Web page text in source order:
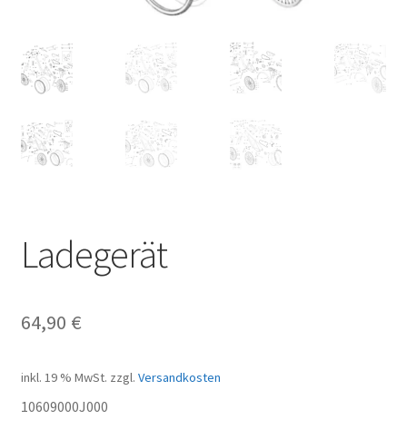
Ladegerät
64,90 €
inkl. 19 % MwSt. zzgl. Versandkosten
10609000J000